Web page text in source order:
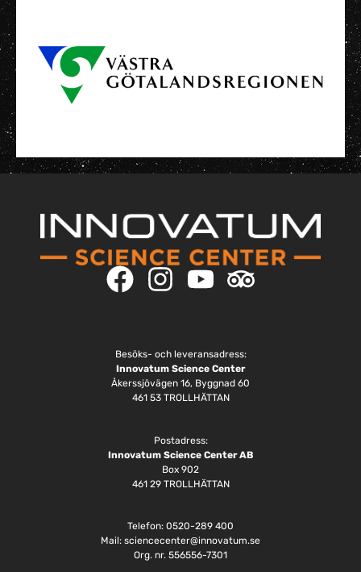
Besöks- och leveransadress:
Innovatum Science Center
Åkerssjövägen 16, Byggnad 60
461 53 TROLLHÄTTAN
Postadress:
Innovatum Science Center AB
Box 902
461 29 TROLLHÄTTAN
Telefon: 0520-289 400
Mail: sciencecenter@innovatum.se
Org. nr. 556556-7301